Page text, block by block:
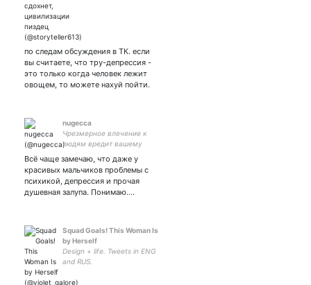
по следам обсуждения в ТК. если
вы считаете, что тру-депрессия -
это только когда человек лежит
овощем, то можете нахуй пойти.
nugecca
Чрезмерное влечение к
людям вредит вашему
Всё чаще замечаю, что даже у
красивых мальчиков проблемы с
психикой, депрессия и прочая
душевная залупа. Понимаю.…
Squad Goals! This Woman Is
by Herself
Design + life. Tweets in ENG
and RUS.